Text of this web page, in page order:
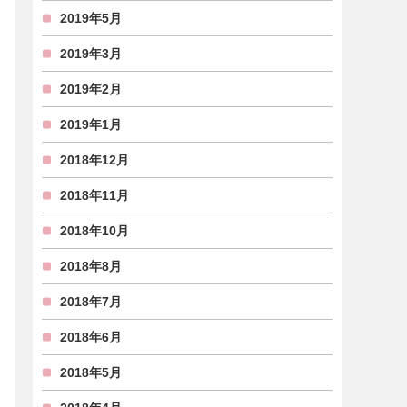
2019年5月
2019年3月
2019年2月
2019年1月
2018年12月
2018年11月
2018年10月
2018年8月
2018年7月
2018年6月
2018年5月